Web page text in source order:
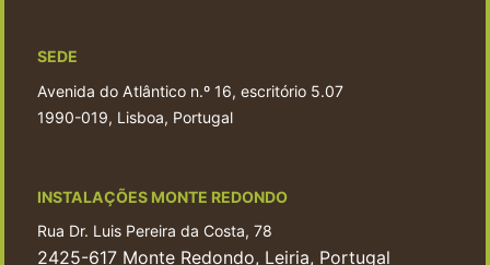
SEDE
Avenida do Atlântico n.º 16, escritório 5.07
1990-019, Lisboa, Portugal
INSTALAÇÕES MONTE REDONDO
Rua Dr. Luis Pereira da Costa, 78
2425-617 Monte Redondo, Leiria, Portugal